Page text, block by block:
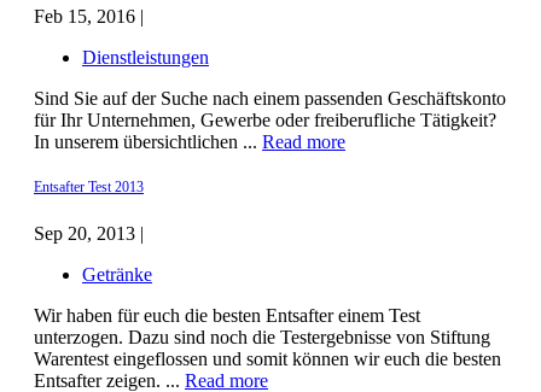
Feb 15, 2016 |
Dienstleistungen
Sind Sie auf der Suche nach einem passenden Geschäftskonto
für Ihr Unternehmen, Gewerbe oder freiberufliche Tätigkeit?
In unserem übersichtlichen ... Read more
Entsafter Test 2013
Sep 20, 2013 |
Getränke
Wir haben für euch die besten Entsafter einem Test
unterzogen. Dazu sind noch die Testergebnisse von Stiftung
Warentest eingeflossen und somit können wir euch die besten
Entsafter zeigen. ... Read more